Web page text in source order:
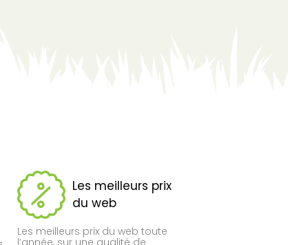
Les meilleurs prix
du web
Les meilleurs prix du web toute